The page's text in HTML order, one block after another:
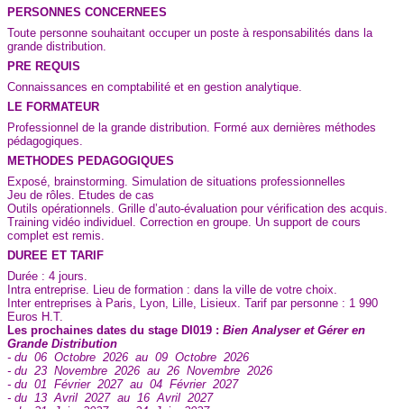
PERSONNES CONCERNEES
Toute personne souhaitant occuper un poste à responsabilités dans la
grande distribution.
PRE REQUIS
Connaissances en comptabilité et en gestion analytique.
LE FORMATEUR
Professionnel de la grande distribution. Formé aux dernières méthodes
pédagogiques.
METHODES PEDAGOGIQUES
Exposé, brainstorming. Simulation de situations professionnelles
Jeu de rôles. Etudes de cas
Outils opérationnels. Grille d’auto-évaluation pour vérification des acquis.
Training vidéo individuel. Correction en groupe. Un support de cours
complet est remis.
DUREE ET TARIF
Durée : 4 jours.
Intra entreprise. Lieu de formation : dans la ville de votre choix.
Inter entreprises à Paris, Lyon, Lille, Lisieux. Tarif par personne : 1 990
Euros H.T.
Les prochaines dates du stage DI019 : Bien Analyser et Gérer en
Grande Distribution
- du 06 Octobre 2026 au 09 Octobre 2026
- du 23 Novembre 2026 au 26 Novembre 2026
- du 01 Février 2027 au 04 Février 2027
- du 13 Avril 2027 au 16 Avril 2027